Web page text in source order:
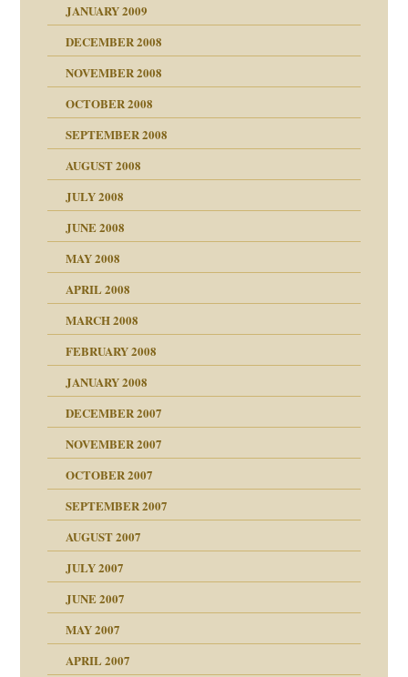
JANUARY 2009
DECEMBER 2008
NOVEMBER 2008
OCTOBER 2008
SEPTEMBER 2008
AUGUST 2008
JULY 2008
Juni 2008
JUNE 2008
und Staat
MAY 2008
APRIL 2008
MARCH 2008
FEBRUARY 2008
in meiner
JANUARY 2008
DECEMBER 2007
NOVEMBER 2007
OCTOBER 2007
SEPTEMBER 2007
AUGUST 2007
JULY 2007
JUNE 2007
MAY 2007
APRIL 2007